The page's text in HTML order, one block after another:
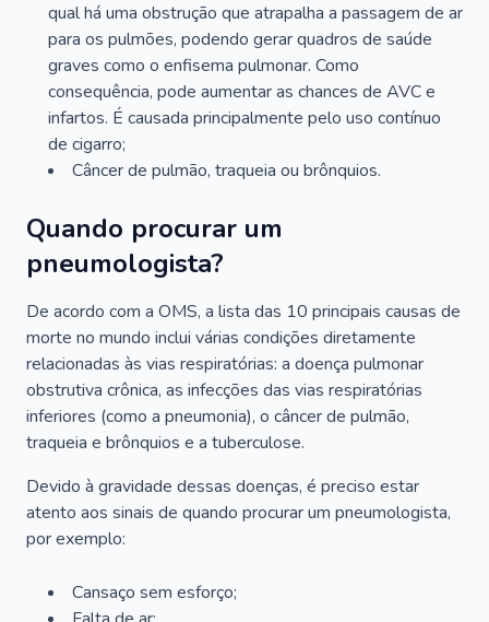
qual há uma obstrução que atrapalha a passagem de ar
para os pulmões, podendo gerar quadros de saúde
graves como o enfisema pulmonar. Como
consequência, pode aumentar as chances de AVC e
infartos. É causada principalmente pelo uso contínuo
de cigarro;
Câncer de pulmão, traqueia ou brônquios.
Quando procurar um
pneumologista?
De acordo com a OMS, a lista das 10 principais causas de
morte no mundo inclui várias condições diretamente
relacionadas às vias respiratórias: a doença pulmonar
obstrutiva crônica, as infecções das vias respiratórias
inferiores (como a pneumonia), o câncer de pulmão,
traqueia e brônquios e a tuberculose.
Devido à gravidade dessas doenças, é preciso estar
atento aos sinais de quando procurar um pneumologista,
por exemplo:
Cansaço sem esforço;